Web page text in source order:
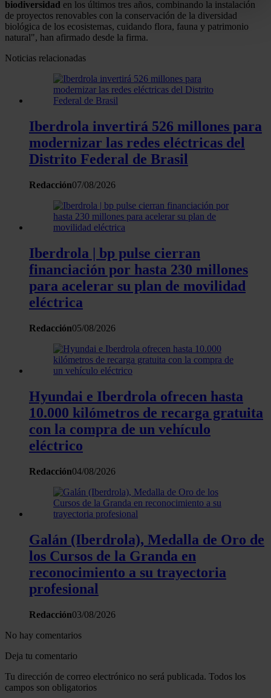
Identificar su dispositivo analizándolo activamente
para buscar características específicas (huellas
digitales)
Obtenga más información sobre cómo se procesan sus
datos personales y establezca sus preferencias en la
sección de datos. Puede cambiar o retirar su
consentimiento en cualquier momento en la Declaración
Las cookies de este sitio web se usan para personalizar
el contenido y los anuncios, ofrecer funciones de redes
información sobre el uso que haga del sitio web con
nuestros partners de redes sociales, publicidad y análisis
web, quienes pueden combinarla con otra información
que les haya proporcionado o que hayan recopilado a
partir del uso que haya hecho de sus servicios.
biodiversidad en los últimos tres años, combinando la instalación
de proyectos renovables con la conservación de la diversidad
biológica de los ecosistemas, cuidando flora, fauna y patrimonio
natural", han afirmado desde la firma.
Noticias relacionadas
Iberdrola invertirá 526 millones para
modernizar las redes eléctricas del
Distrito Federal de Brasil
Redacción07/08/2026
Iberdrola | bp pulse cierran
financiación por hasta 230 millones
para acelerar su plan de movilidad
eléctrica
Redacción05/08/2026
Hyundai e Iberdrola ofrecen hasta
10.000 kilómetros de recarga gratuita
con la compra de un vehículo
eléctrico
Redacción04/08/2026
Galán (Iberdrola), Medalla de Oro de
los Cursos de la Granda en
reconocimiento a su trayectoria
profesional
Redacción03/08/2026
No hay comentarios
Deja tu comentario
Tu dirección de correo electrónico no será publicada. Todos los
campos son obligatorios